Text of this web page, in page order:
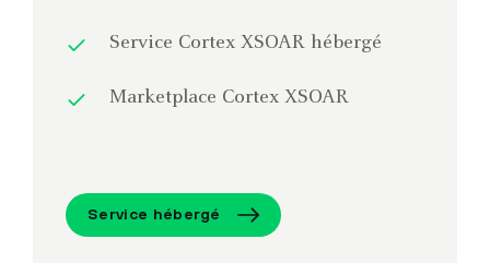
Service Cortex XSOAR hébergé
Marketplace Cortex XSOAR
Service hébergé